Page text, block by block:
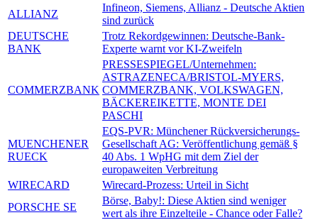
ALLIANZ
Infineon, Siemens, Allianz - Deutsche Aktien
sind zurück
DEUTSCHE
BANK
Trotz Rekordgewinnen: Deutsche-Bank-
Experte warnt vor KI-Zweifeln
COMMERZBANK
PRESSESPIEGEL/Unternehmen:
ASTRAZENECA/BRISTOL-MYERS,
COMMERZBANK, VOLKSWAGEN,
BÄCKEREIKETTE, MONTE DEI
PASCHI
MUENCHENER
RUECK
EQS-PVR: Münchener Rückversicherungs-
Gesellschaft AG: Veröffentlichung gemäß §
40 Abs. 1 WpHG mit dem Ziel der
europaweiten Verbreitung
WIRECARD
Wirecard-Prozess: Urteil in Sicht
PORSCHE SE
Börse, Baby!: Diese Aktien sind weniger
wert als ihre Einzelteile - Chance oder Falle?